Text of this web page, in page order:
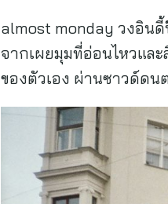
almost monday วงอินดี้
จากเผยมุมที่อ่อนไหวแล
ของตัวเอง ผ่านซาวด์ดน